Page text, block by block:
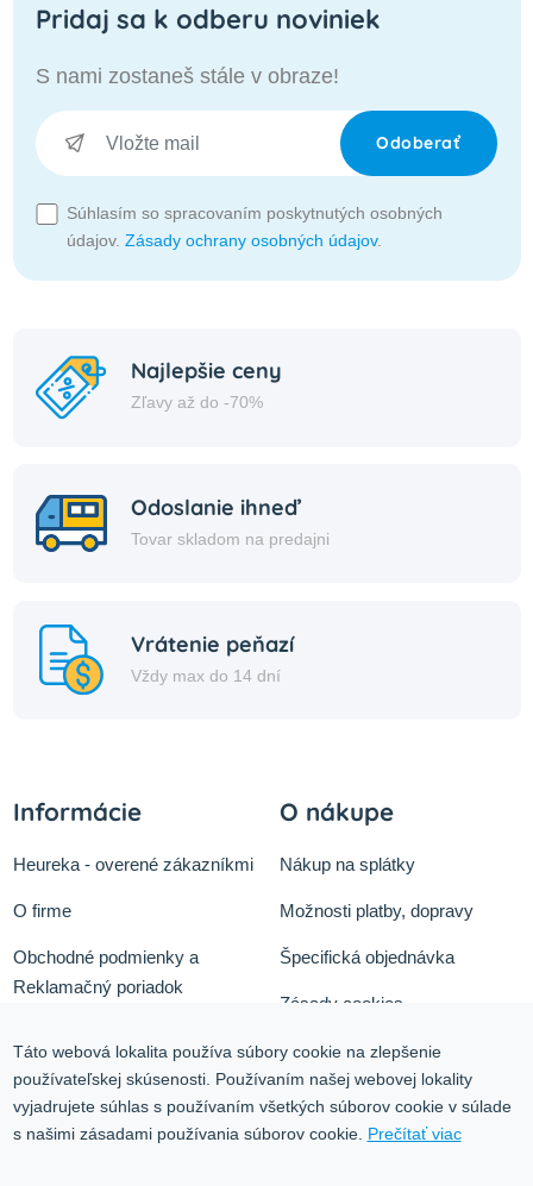
Pridaj sa k odberu noviniek
S nami zostaneš stále v obraze!
Odoberať
Súhlasím so spracovaním poskytnutých osobných
údajov. Zásady ochrany osobných údajov.
Najlepšie ceny
Zľavy až do -70%
Odoslanie ihneď
Tovar skladom na predajni
Vrátenie peňazí
Vždy max do 14 dní
Informácie
Heureka - overené zákazníkmi
O firme
Obchodné podmienky a
Reklamačný poriadok
Služby
Kontakt
O nákupe
Nákup na splátky
Možnosti platby, dopravy
Špecifická objednávka
Zásady cookies
Ochrana osobných údajov
Blog
Táto webová lokalita používa súbory cookie na zlepšenie
používateľskej skúsenosti. Používaním našej webovej lokality
vyjadrujete súhlas s používaním všetkých súborov cookie v súlade
s našimi zásadami používania súborov cookie. Prečítať viac